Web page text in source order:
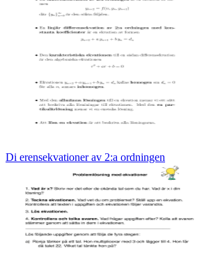
Di erensekvationer av 2:a ordningen